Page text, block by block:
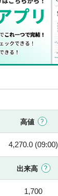
高値
4,270.0 (09:00)
出来高
1,700